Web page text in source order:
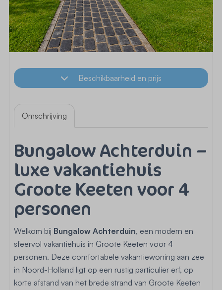
Beschikbaarheid en prijs
Omschrijving
Bungalow Achterduin –
luxe vakantiehuis
Groote Keeten voor 4
personen
Welkom bij Bungalow Achterduin, een modern en
sfeervol vakantiehuis in Groote Keeten voor 4
personen. Deze comfortabele vakantiewoning aan zee
in Noord-Holland ligt op een rustig particulier erf, op
korte afstand van het brede strand van Groote Keeten